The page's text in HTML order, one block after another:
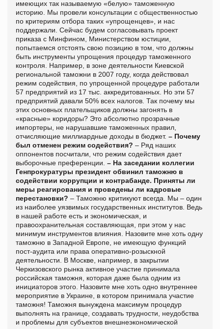
имеющих так называемую «белую» таможенную
историю. Мы провели консультации с общественностью
по критериям отбора таких «упрощенцев», и нас
поддержали. Сейчас будем согласовывать проект
приказа с Минфином, Министерством юстиции,
попытаемся отстоять свою позицию в том, что должны
быть инструменты упрощения процедур таможенного
контроля. Например, в зоне деятельности Киевской
региональной таможни в 2007 году, когда действовал
режим содействия, по упрощенной процедуре работали
57 предприятий из 17 тыс. аккредитованных. Но эти 57
предприятий давали 50% всех налогов. Так почему мы
этих основных плательщиков должны загонять в
«красные» коридоры? Это абсолютно прозрачные
импортеры, не нарушавшие таможенных правил,
отчисляющие миллиардные доходы в бюджет. – Почему
был отменен режим содействия? – Ряд наших
оппонентов посчитали, что режим содействия дает
выборочные преференции. – На заседании коллегии
Генпрокуратуры президент обвинил таможню в
содействии коррупции и контрабанде. Приняты ли
меры реагирования и проведены ли кадровые
перестановки? – Таможню критикуют всегда. Мы – один
из наиболее уязвимых государственных институтов. Ведь
в нашей работе есть и экономическая, и
правоохранительная составляющая, при этом у нас
минимум инструментов влияния. Назовите мне хоть одну
таможню в Западной Европе, не имеющую функций
пост-аудита или права оперативно-розыскной
деятельности. В Москве, например, в закрытии
Черкизовского рынка активное участие принимала
российская таможня, которая даже была одним из
инициаторов этого. Назовите мне хоть одно внутреннее
мероприятие в Украине, в котором принимала участие
таможня! Таможня вынуждена максимум процедур
выполнять на границе, создавать трудности, неудобства
и проблемы для субъектов внешнеэкономической